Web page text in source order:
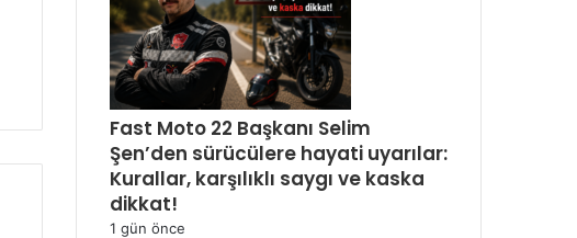
Fast Moto 22 Başkanı Selim
Şen’den sürücülere hayati uyarılar:
Kurallar, karşılıklı saygı ve kaska
dikkat!
1 gün önce